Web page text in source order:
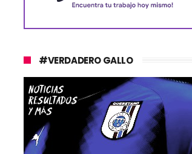
#VERDADERO GALLO